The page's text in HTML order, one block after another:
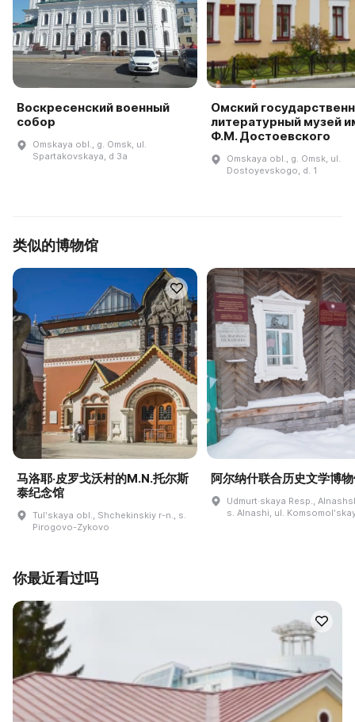
Воскресенский военный
собор
Omskaya obl., g. Omsk, ul.
Spartakovskaya, d 3a
Омский
литературный музей
Ф.М. Достоевского
Omskaya obl., g. Omsk, ul.
Dostoyevskogo, d. 1
类似的博物馆
马洛耶·皮罗戈沃村的M.N.托尔斯
泰纪念馆
Tulʹskaya obl., Shchekinskiy r-n., s.
Pirogovo-Zykovo
阿尔纳什联合历史文学博
Udmurt·skaya Resp.,
s. Alnashi, ul.
你最近看过吗